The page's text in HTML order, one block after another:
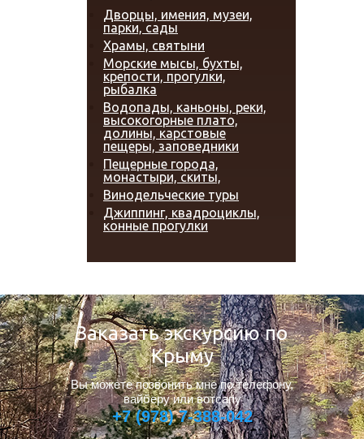
Дворцы, имения, музеи,
парки, сады
Храмы, святыни
Морские мысы, бухты,
крепости, прогулки,
рыбалка
Водопады, каньоны, реки,
высокогорные плато,
долины, карстовые
пещеры, заповедники
Пещерные города,
монастыри, скиты,
Винодельческие туры
Джиппинг, квадроциклы,
конные прогулки
Заказать экскурсию по
Крыму
Вы можете позвонить мне по телефону,
вайберу или вотсапу
+7 (978) 7-388-042